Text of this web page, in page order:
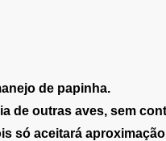
de papinha.
de outras aves, sem
só aceitará